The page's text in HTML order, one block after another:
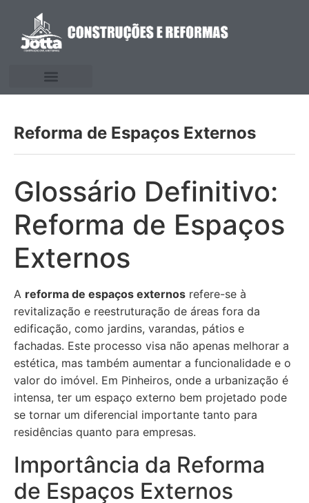
Reforma de Espaços Externos
Glossário Definitivo:
Reforma de Espaços
Externos
A reforma de espaços externos refere-se à
revitalização e reestruturação de áreas fora da
edificação, como jardins, varandas, pátios e
fachadas. Este processo visa não apenas melhorar a
estética, mas também aumentar a funcionalidade e o
valor do imóvel. Em Pinheiros, onde a urbanização é
intensa, ter um espaço externo bem projetado pode
se tornar um diferencial importante tanto para
residências quanto para empresas.
Importância da Reforma
de Espaços Externos